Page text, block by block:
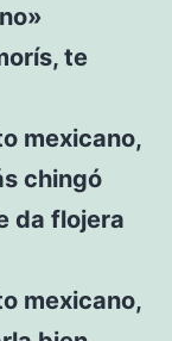
te
mexicano,
chingó
da flojera
mexicano,